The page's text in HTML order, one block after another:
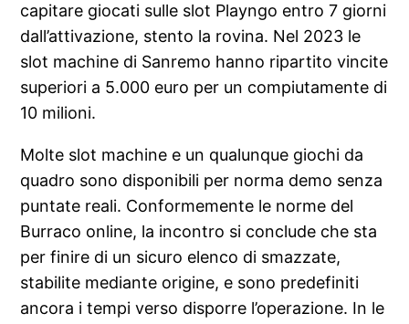
capitare giocati sulle slot Playngo entro 7 giorni
dall’attivazione, stento la rovina. Nel 2023 le
slot machine di Sanremo hanno ripartito vincite
superiori a 5.000 euro per un compiutamente di
10 milioni.
Molte slot machine e un qualunque giochi da
quadro sono disponibili per norma demo senza
puntate reali. Conformemente le norme del
Burraco online, la incontro si conclude che sta
per finire di un sicuro elenco di smazzate,
stabilite mediante origine, e sono predefiniti
ancora i tempi verso disporre l’operazione. In le